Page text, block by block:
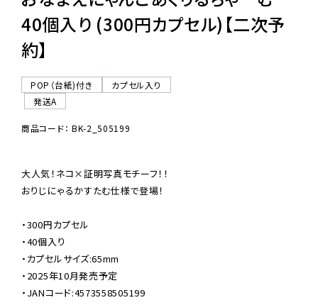
40個入り (300円カプセル)【二次予
約】
POP（台紙)付き
カプセル入り
発送A
商品コード： BK-2_505199
大人気！ネコ×証明写真モチーフ！！
おりじにゃるかすたむ仕様で登場！
・300円カプセル
・40個入り
・カプセルサイズ:65mm
・2025年10月発売予定
・JANコード:4573558505199